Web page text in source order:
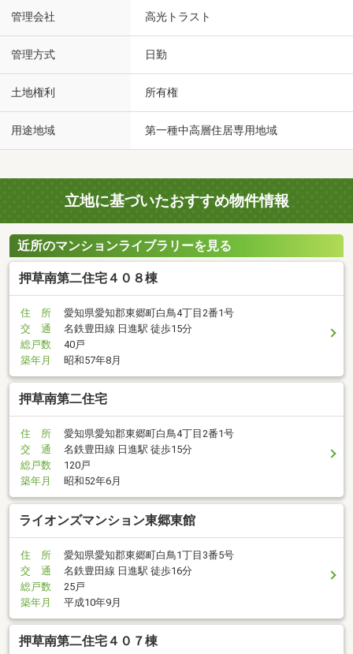
管理会社 高光トラスト
管理方式 日勤
土地権利 所有権
用途地域 第一種中高層住居専用地域
立地に基づいたおすすめ物件情報
近所のマンションライブラリーを見る
押草南第二住宅４０８棟
住 所
愛知県愛知郡東郷町白鳥4丁目2番1号
交 通
名鉄豊田線 日進駅 徒歩15分
総戸数
40戸
築年月
昭和57年8月
押草南第二住宅
住 所
愛知県愛知郡東郷町白鳥4丁目2番1号
交 通
名鉄豊田線 日進駅 徒歩15分
総戸数
120戸
築年月
昭和52年6月
ライオンズマンション東郷東館
住 所
愛知県愛知郡東郷町白鳥1丁目3番5号
交 通
名鉄豊田線 日進駅 徒歩16分
総戸数
25戸
築年月
平成10年9月
押草南第二住宅４０７棟